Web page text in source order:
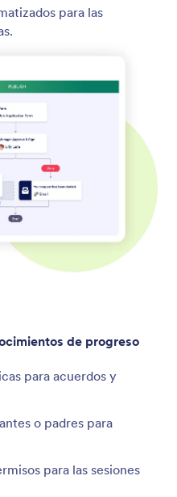
para las
de progreso
para acuerdos y
o padres para
para las sesiones